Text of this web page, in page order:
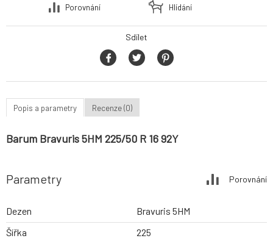
Porovnání
Hlídání
Sdílet
Popis a parametry Recenze (0)
Barum Bravuris 5HM 225/50 R 16 92Y
Parametry Porovnání
Dezen
Bravuris 5HM
Šířka
225